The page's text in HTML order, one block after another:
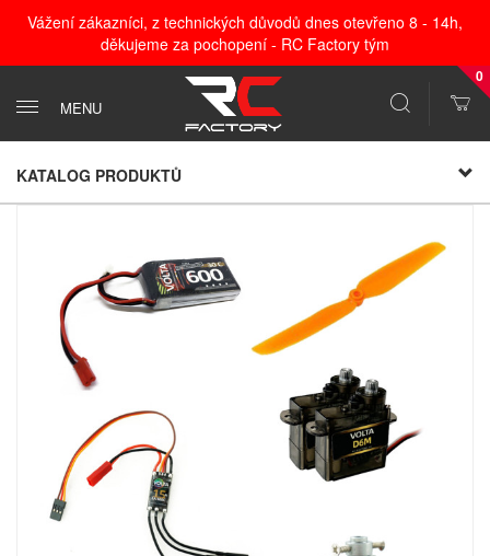
Vážení zákazníci, z technických důvodů dnes otevřeno 8 - 14h,
děkujeme za pochopení - RC Factory tým
MENU
0
KATALOG PRODUKTŮ